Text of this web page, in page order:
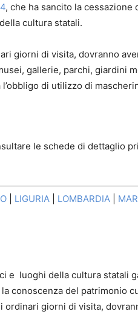
, che ha sancito la
cultura statali.
giorni di visita, dovranno
gallerie, parchi, giardini
di utilizzo di
le schede di dettaglio
LIGURIA LOMBARDIA
e luoghi della cultura statali
conoscenza del patrimonio
giorni di visita,